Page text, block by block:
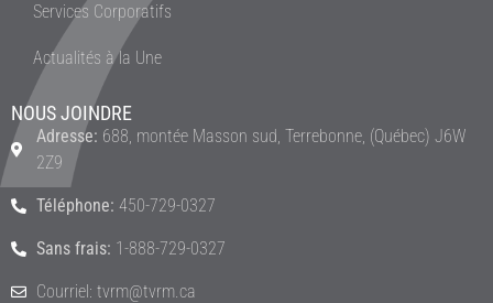
Services Corporatifs
Actualités à la Une
NOUS JOINDRE
Adresse: 688, montée Masson sud, Terrebonne, (Québec) J6W
2Z9
Téléphone: 450-729-0327
Sans frais: 1-888-729-0327
Courriel: tvrm@tvrm.ca